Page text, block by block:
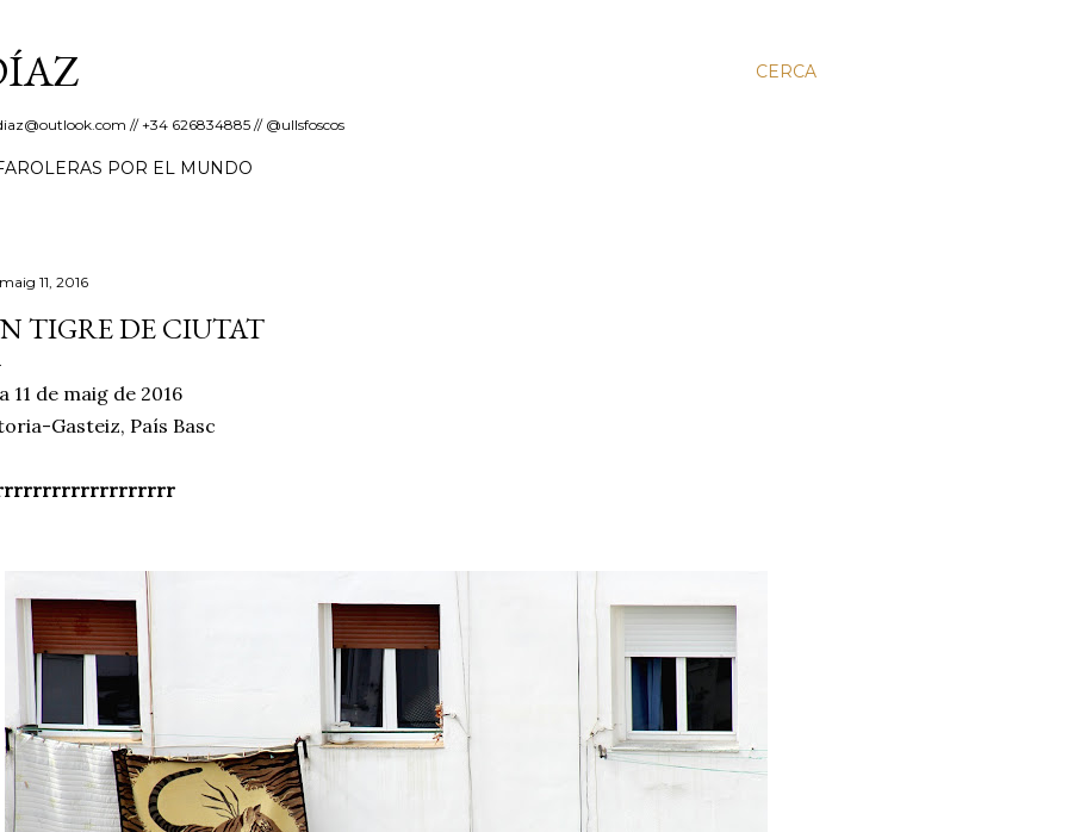
CERCA
// +34 626834885 // @ullsfoscos
POR EL MUNDO
11, 2016
TIGRE DE CIUTAT
11 de maig de 2016
Gasteiz, País Basc